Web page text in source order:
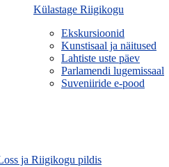
Külastage Riigikogu
Ekskursioonid
Kunstisaal ja näitused
Lahtiste uste päev
Parlamendi lugemissaal
Suveniiride e-pood
ja Riigikogu pildis